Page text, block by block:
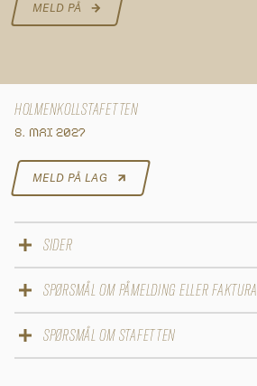
MELD PÅ
HOLMENKOLLSTAFETTEN
8. MAI 2027
SIDER
Påmelding 2027
Løypekart
Deltakere
Resultater
Inspirasjon
MELD PÅ LAG
SPØRSMÅL OM PÅMELDING ELLER FAKTURA
E-post
mail@ultimate.dk
SPØRSMÅL OM STAFETTEN